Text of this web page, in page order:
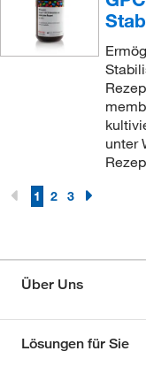
unter
1 2 3
Über Uns
Lösungen für Sie